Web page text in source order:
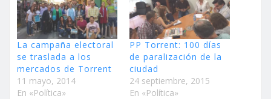
La campaña electoral
se traslada a los
mercados de Torrent
11 mayo, 2014
En «Política»
PP Torrent: 100 días
de paralización de la
ciudad
24 septiembre, 2015
En «Política»